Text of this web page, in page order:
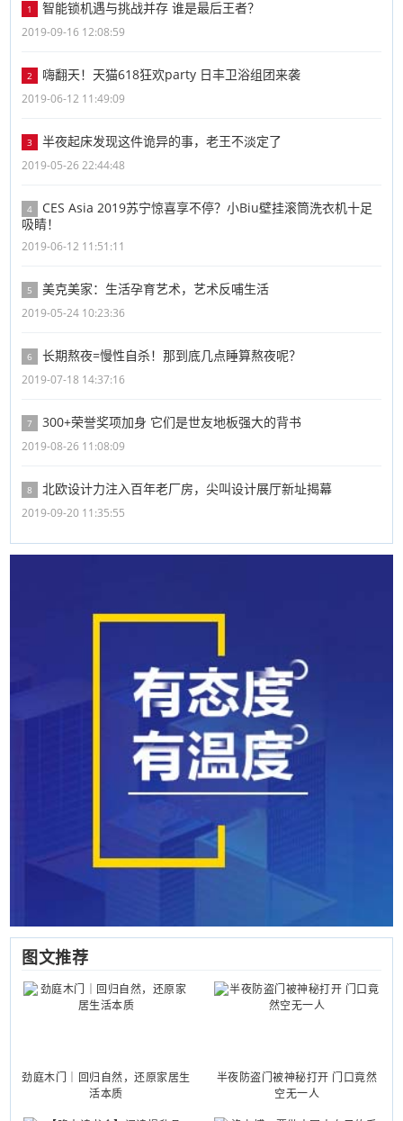
1 智能锁机遇与挑战并存 谁是最后王者？
2019-09-16 12:08:59
2 嗨翻天！天猫618狂欢party 日丰卫浴组团来袭
2019-06-12 11:49:09
3 半夜起床发现这件诡异的事，老王不淡定了
2019-05-26 22:44:48
4
CES Asia 2019苏宁惊喜享不停？小Biu壁挂滚筒洗衣机十足
吸睛！
2019-06-12 11:51:11
5 美克美家：生活孕育艺术，艺术反哺生活
2019-05-24 10:23:36
6 长期熬夜=慢性自杀！那到底几点睡算熬夜呢？
2019-07-18 14:37:16
7 300+荣誉奖项加身 它们是世友地板强大的背书
2019-08-26 11:08:09
8 北欧设计力注入百年老厂房，尖叫设计展厅新址揭幕
2019-09-20 11:35:55
图文推荐
劲庭木门｜回归自然，还原家居生
活本质
半夜防盗门被神秘打开 门口竟然
空无一人